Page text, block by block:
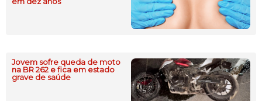
Jovem sofre queda de moto
na BR 262 e fica em estado
grave de saúde